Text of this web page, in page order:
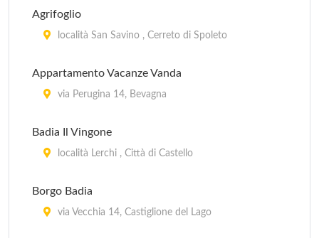
Agrifoglio
località San Savino , Cerreto di Spoleto
Appartamento Vacanze Vanda
via Perugina 14, Bevagna
Badia Il Vingone
località Lerchi , Città di Castello
Borgo Badia
via Vecchia 14, Castiglione del Lago